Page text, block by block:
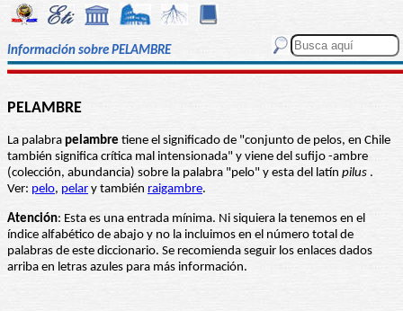
Información sobre PELAMBRE
PELAMBRE
La palabra pelambre tiene el significado de "conjunto de pelos, en Chile
también significa crítica mal intensionada" y viene del sufijo -ambre
(colección, abundancia) sobre la palabra "pelo" y esta del latín pilus .
Ver: pelo, pelar y también raigambre.
Atención: Esta es una entrada mínima. Ni siquiera la tenemos en el
índice alfabético de abajo y no la incluimos en el número total de
palabras de este diccionario. Se recomienda seguir los enlaces dados
arriba en letras azules para más información.